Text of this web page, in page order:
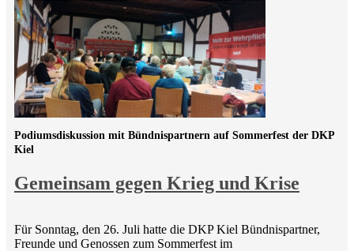
Gemeinsam gegen Krieg und Krise
Podiumsdiskussion mit Bündnispartnern auf Sommerfest der DKP
Kiel
Für Sonntag, den 26. Juli hatte die DKP Kiel Bündnispartner,
Freunde und Genossen zum Sommerfest im